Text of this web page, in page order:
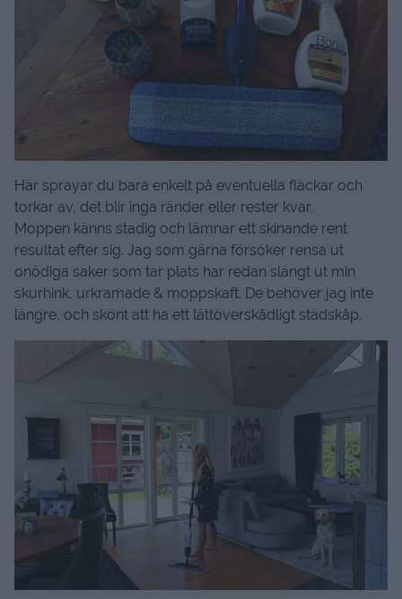
Här sprayar du bara enkelt på eventuella fläckar och
torkar av, det blir inga ränder eller rester kvar.
Moppen känns stadig och lämnar ett skinande rent
resultat efter sig. Jag som gärna försöker rensa ut
onödiga saker som tar plats har redan slängt ut min
skurhink, urkramade & moppskaft. De behöver jag inte
längre, och skönt att ha ett lättöverskådligt städskåp.